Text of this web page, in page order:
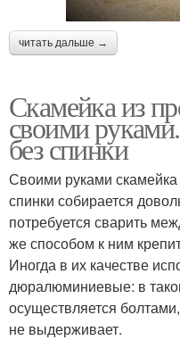
читать дальше →
Скамейка из
своими
без спинки
Своими руками
спинки собирается
потребуется сварить
же способом к ним
Иногда в их качестве
дюралюминиевые: в
осуществляется
не выдерживает.